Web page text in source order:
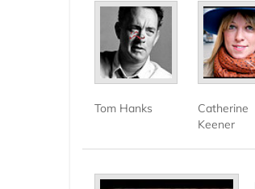
Tom Hanks
Catherine
Keener